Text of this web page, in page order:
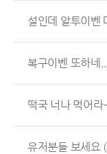
설인데 알투이벤
복구이벤 또하네
떡국 너나 먹어라
유저분들 보세요